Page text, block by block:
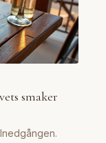
smaker